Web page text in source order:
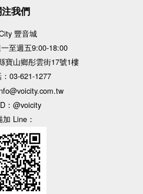
我們
豐音城
至週五9:00-18:00
寶山鄉彤雲街17號1樓
03-621-1277
：@voicity
Line：